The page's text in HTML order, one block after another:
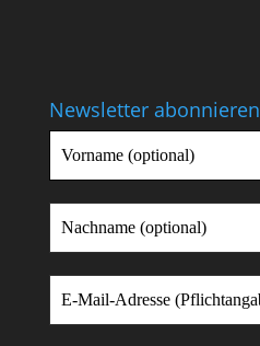
Newsletter abonnieren